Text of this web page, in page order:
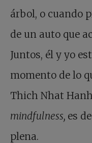
árbol, o cuando
de un auto que
Juntos, él y yo
momento de lo
Thich Nhat
mindfulness, es
plena.